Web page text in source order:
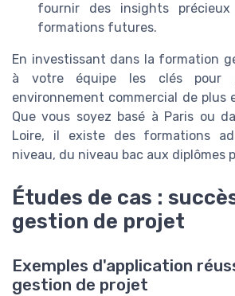
fournir des insights
formations futures.
En investissant dans la formation
à votre équipe les clés pour
environnement commercial de plus
Que vous soyez basé à Paris ou
Loire, il existe des formations
niveau, du niveau bac aux diplômes
Études de cas :
gestion de projet
Exemples d'application
gestion de projet